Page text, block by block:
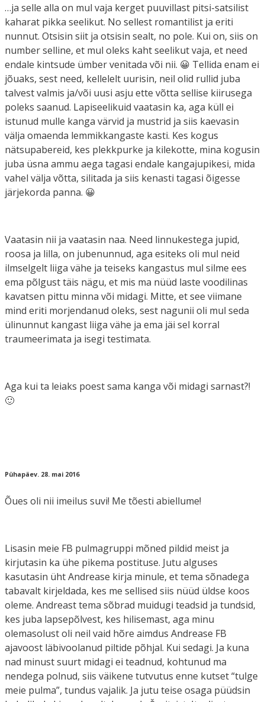
…ja selle alla on mul vaja kerget puuvillast pitsi-satsilist
kaharat pikka seelikut. No sellest romantilist ja eriti
nunnut. Otsisin siit ja otsisin sealt, no pole. Kui on, siis on
number selline, et mul oleks kaht seelikut vaja, et need
endale kintsude ümber venitada või nii. 😀 Tellida enam ei
jõuaks, sest need, kellelelt uurisin, neil olid rullid juba
talvest valmis ja/või uusi asju ette võtta sellise kiirusega
poleks saanud. Lapiseelikuid vaatasin ka, aga küll ei
istunud mulle kanga värvid ja mustrid ja siis kaevasin
välja omaenda lemmikkangaste kasti. Kes kogus
nätsupabereid, kes plekkpurke ja kilekotte, mina kogusin
juba üsna ammu aega tagasi endale kangajupikesi, mida
vahel välja võtta, silitada ja siis kenasti tagasi õigesse
järjekorda panna. 😀
Vaatasin nii ja vaatasin naa. Need linnukestega jupid,
roosa ja lilla, on jubenunnud, aga esiteks oli mul neid
ilmselgelt liiga vähe ja teiseks kangastus mul silme ees
ema põlgust täis nägu, et mis ma nüüd laste voodilinas
kavatsen pittu minna või midagi. Mitte, et see viimane
mind eriti morjendanud oleks, sest nagunii oli mul seda
ülinunnut kangast liiga vähe ja ema jäi sel korral
traumeerimata ja isegi testimata.
Aga kui ta leiaks poest sama kanga või midagi sarnast?!
🙂
Pühapäev. 28. mai 2016
Õues oli nii imeilus suvi! Me tõesti abiellume!
Lisasin meie FB pulmagruppi mõned pildid meist ja
kirjutasin ka ühe pikema postituse. Jutu alguses
kasutasin üht Andrease kirja minule, et tema sõnadega
tabavalt kirjeldada, kes me sellised siis nüüd üldse koos
oleme. Andreast tema sõbrad muidugi teadsid ja tundsid,
kes juba lapsepõlvest, kes hilisemast, aga minu
olemasolust oli neil vaid hõre aimdus Andrease FB
ajavoost läbivoolanud piltide põhjal. Kui sedagi. Ja kuna
nad minust suurt midagi ei teadnud, kohtunud ma
nendega polnud, siis väikene tutvutus enne kutset “tulge
meie pulma”, tundus vajalik. Ja jutu teise osaga püüdsin